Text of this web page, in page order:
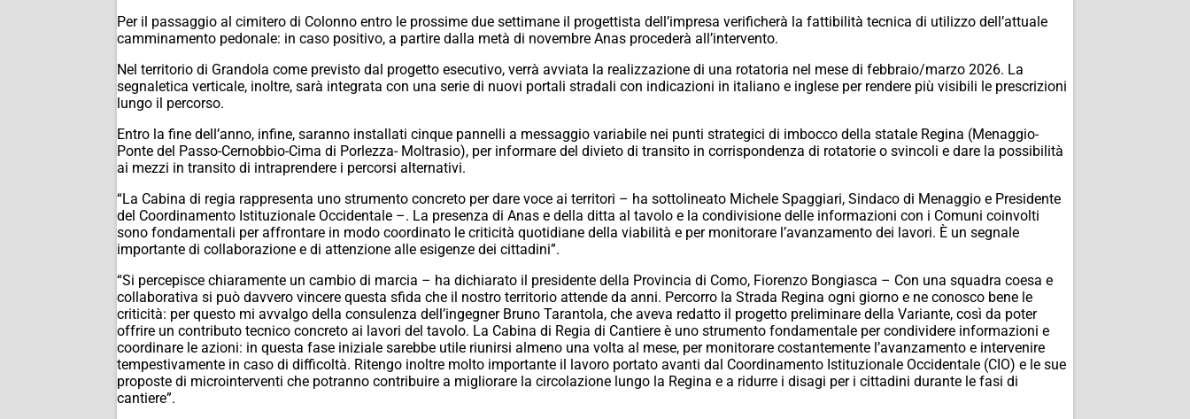
Per il passaggio al cimitero di Colonno entro le prossime due settimane il progettista dell’impresa verificherà la fattibilità tecnica di utilizzo dell’attuale
camminamento pedonale: in caso positivo, a partire dalla metà di novembre Anas procederà all’intervento.
Nel territorio di Grandola come previsto dal progetto esecutivo, verrà avviata la realizzazione di una rotatoria nel mese di febbraio/marzo 2026. La
segnaletica verticale, inoltre, sarà integrata con una serie di nuovi portali stradali con indicazioni in italiano e inglese per rendere più visibili le prescrizioni
lungo il percorso.
Entro la fine dell’anno, infine, saranno installati cinque pannelli a messaggio variabile nei punti strategici di imbocco della statale Regina (Menaggio-
Ponte del Passo-Cernobbio-Cima di Porlezza- Moltrasio), per informare del divieto di transito in corrispondenza di rotatorie o svincoli e dare la possibilità
ai mezzi in transito di intraprendere i percorsi alternativi.
“La Cabina di regia rappresenta uno strumento concreto per dare voce ai territori – ha sottolineato Michele Spaggiari, Sindaco di Menaggio e Presidente
del Coordinamento Istituzionale Occidentale –. La presenza di Anas e della ditta al tavolo e la condivisione delle informazioni con i Comuni coinvolti
sono fondamentali per affrontare in modo coordinato le criticità quotidiane della viabilità e per monitorare l’avanzamento dei lavori. È un segnale
importante di collaborazione e di attenzione alle esigenze dei cittadini”.
“Si percepisce chiaramente un cambio di marcia – ha dichiarato il presidente della Provincia di Como, Fiorenzo Bongiasca – Con una squadra coesa e
collaborativa si può davvero vincere questa sfida che il nostro territorio attende da anni. Percorro la Strada Regina ogni giorno e ne conosco bene le
criticità: per questo mi avvalgo della consulenza dell’ingegner Bruno Tarantola, che aveva redatto il progetto preliminare della Variante, così da poter
offrire un contributo tecnico concreto ai lavori del tavolo. La Cabina di Regia di Cantiere è uno strumento fondamentale per condividere informazioni e
coordinare le azioni: in questa fase iniziale sarebbe utile riunirsi almeno una volta al mese, per monitorare costantemente l’avanzamento e intervenire
tempestivamente in caso di difficoltà. Ritengo inoltre molto importante il lavoro portato avanti dal Coordinamento Istituzionale Occidentale (CIO) e le sue
proposte di microinterventi che potranno contribuire a migliorare la circolazione lungo la Regina e a ridurre i disagi per i cittadini durante le fasi di
cantiere”.